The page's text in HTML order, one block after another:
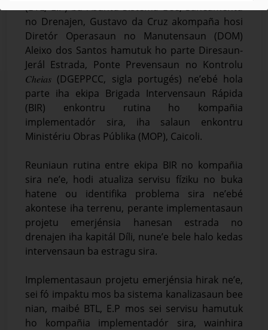
(BTL, E.P) ba Asuntu Sistema Bee, Saneamentu
no Drenajen, Gustavo da Cruz akompaña hosi
Diretór Operasaun no Manutensaun (DOM)
Aleixo dos Santos hamutuk ho parte Diresaun-
Jerál Estrada, Ponte Prevensaun no Kontrolu
𝐶ℎ𝑒𝑖𝑎𝑠 (DGEPPCC, sigla portugés) ne’ebé hola
parte iha ekipa Brigada Intervensaun Rápida
(BIR) enkontru rutina ho kompañia
implementadór sira, iha salaun enkontru
Ministériu Obras Públika (MOP), Caicoli.
Reuniaun rutina entre ekipa BIR no kompañia
sira ne’e, hodi atualiza servisu fíziku no buka
hatene ou identifika problema sira ne’ebé
akontese iha terrenu, perante implementasaun
projetu emerjénsia hanesan estrada no
drenajen iha kapitál Díli, nune’e bele halo kedas
intervensaun ba estragu sira.
Implementasaun projetu emerjénsia hirak ne’e,
sei fó impaktu mos ba sistema kanalizasaun bee
nian, maibé BTL, E.P mos sei servisu hamutuk
ho kompañia implementadór sira, wainhira